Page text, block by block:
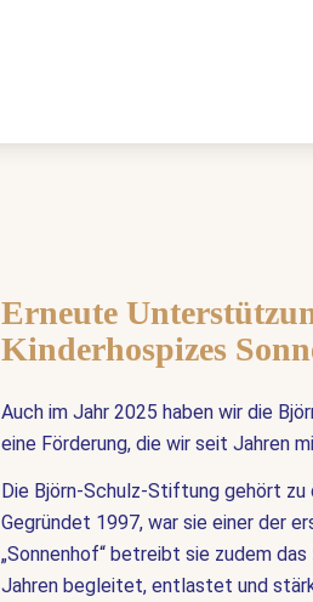
Erneute
Kinderhospizes
Auch im Jahr 2025 haben wir die
eine Förderung, die wir seit Jahren
Die Björn-Schulz-Stiftung gehört zu
Gegründet 1997, war sie einer der
„Sonnenhof“ betreibt sie zudem
Jahren begleitet, entlastet und